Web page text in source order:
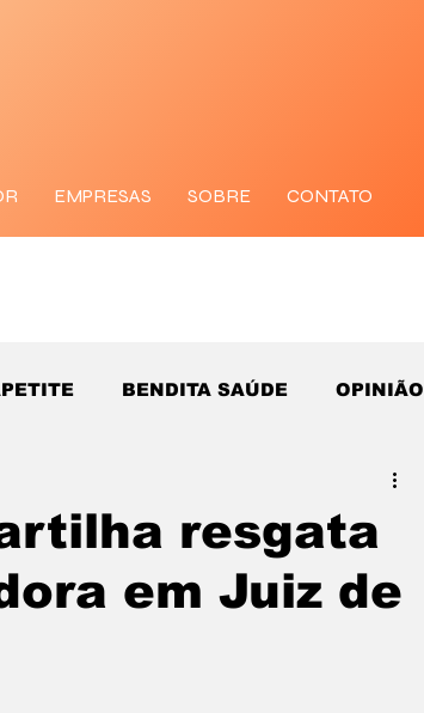
EMPRESAS SOBRE CONTATO
BENDITA SAÚDE OPINIÃO
resgata
em Juiz de